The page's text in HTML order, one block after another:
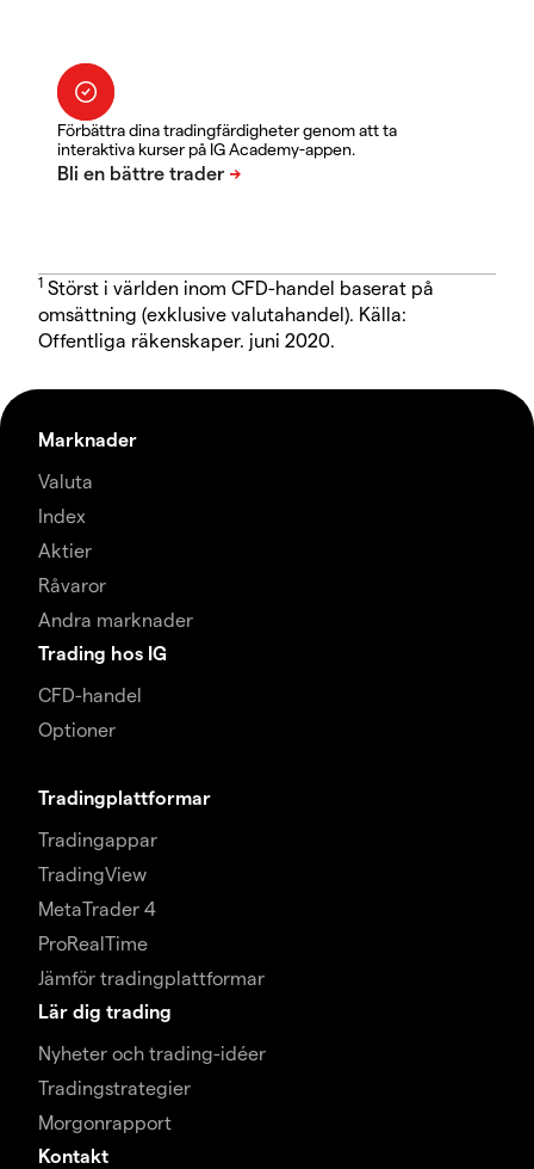
Förbättra dina tradingfärdigheter genom att ta
interaktiva kurser på IG Academy-appen.
1 Störst i världen inom CFD-handel baserat på
omsättning (exklusive valutahandel). Källa:
Offentliga räkenskaper. juni 2020.
Marknader
Valuta
Index
Aktier
Råvaror
Andra marknader
Trading hos IG
CFD-handel
Optioner
Tradingplattformar
Tradingappar
TradingView
MetaTrader 4
ProRealTime
Jämför tradingplattformar
Lär dig trading
Nyheter och trading-idéer
Tradingstrategier
Morgonrapport
Kontakt